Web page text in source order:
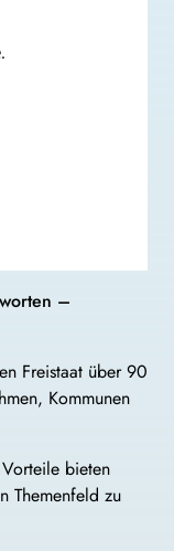
–
Freistaat über 90
Kommunen
bieten
Themenfeld zu